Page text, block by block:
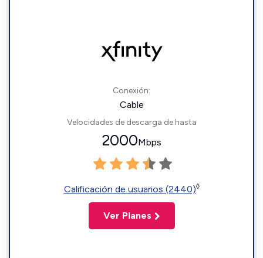
Conexión:
Cable
Velocidades de descarga de hasta
2000Mbps
Calificación de usuarios (2440)◊
Ver Planes